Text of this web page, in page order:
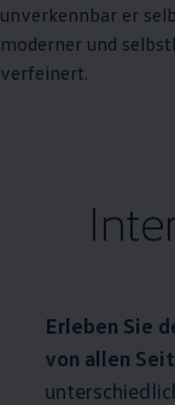
unverkennbar er
moderner und
verfeinert.
Erleben Sie
von allen